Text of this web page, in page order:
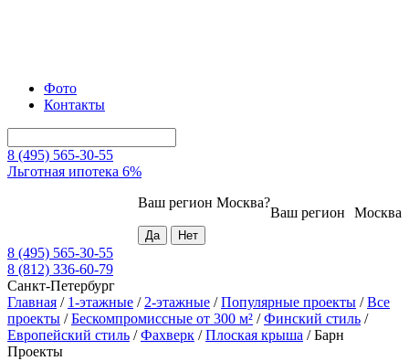
Фото
Контакты
8 (495) 565-30-55
Льготная ипотека 6%
Москва
Ваш регион
Ваш регион Москва?
8 (495) 565-30-55
8 (812) 336-60-79
Санкт-Петербург
Главная / 1-этажные / 2-этажные /Популярные проекты /Все
проекты /Бескомпромиссные от 300 м² /Финский стиль /
Европейский стиль /Фахверк /Плоская крыша /Барн
Проекты